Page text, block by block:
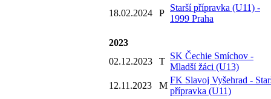
18.02.2024
P
Starší přípravka (U11) -
1999 Praha
2023
02.12.2023
T
SK Čechie Smíchov -
Mladší žáci (U13)
12.11.2023
M
FK Slavoj Vyšehrad -
přípravka (U11)